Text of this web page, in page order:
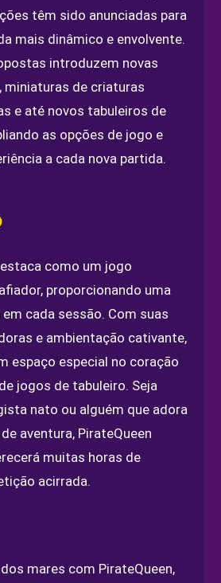
têm sido anunciadas para
mais dinâmico e envolvente.
introduzem novas
miniaturas de criaturas
e até novos tabuleiros de
as opções de jogo e
a cada nova partida.
como um jogo
proporcionando uma
cada sessão. Com suas
e ambientação cativante,
espaço especial no coração
jogos de tabuleiro. Seja
nato ou alguém que adora
aventura, PirateQueen
muitas horas de
acirrada.
mares com PirateQueen,